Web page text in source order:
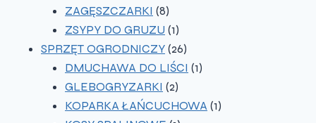
ZAGĘSZCZARKI 88
produktów
ZSYPY DO GRUZU 11
produkt
SPRZĘT OGRODNICZY 2626
produktów
DMUCHAWA DO LIŚCI 11
GLEBOGRYZARKI 22
produkty
KOPARKA ŁAŃCUCHOWA 11